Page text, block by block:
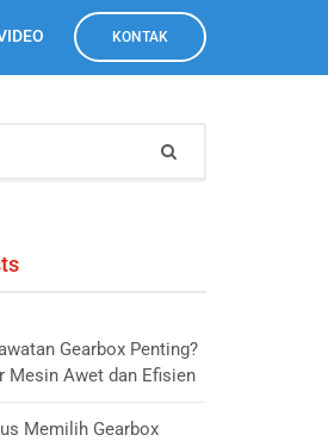
KONTAK
Gearbox Penting?
Mesin Awet dan Efisien
Memilih Gearbox